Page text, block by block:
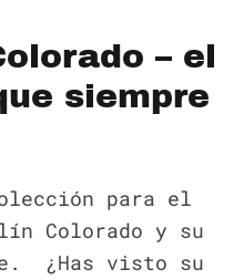
– el
siempre
para el
Colorado y su
¿Has visto su